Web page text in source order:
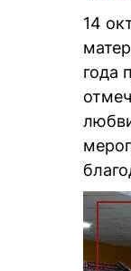
14
года